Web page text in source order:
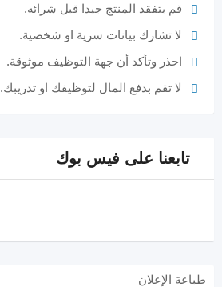
قم بتفقد المنتج جيدا قبل شرائه.
لا تشارك بيانات سرية او شخصية.
احذر وتأكد أن جهة التوظيف موثوقة.
لا تقم بدفع المال لتوظيفك او تدريبك.
تابعنا على فيس بوك
طباعة الإعلان